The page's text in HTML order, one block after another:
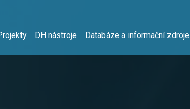
DH nástroje Databáze a informační zdroje